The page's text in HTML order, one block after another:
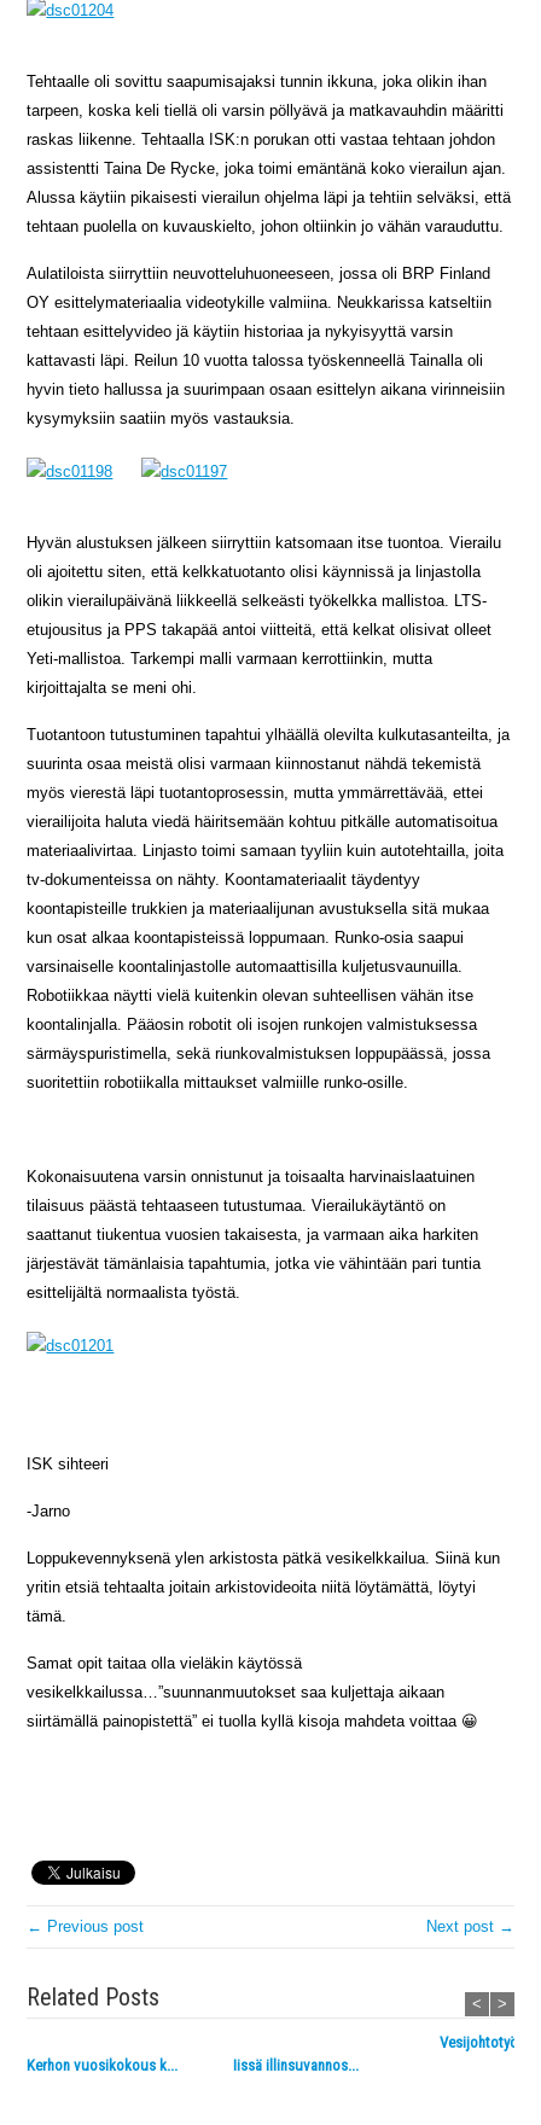
Tehtaalle oli sovittu saapumisajaksi tunnin ikkuna, joka olikin ihan
tarpeen, koska keli tiellä oli varsin pöllyävä ja matkavauhdin määritti
raskas liikenne. Tehtaalla ISK:n porukan otti vastaa tehtaan johdon
assistentti Taina De Rycke, joka toimi emäntänä koko vierailun ajan.
Alussa käytiin pikaisesti vierailun ohjelma läpi ja tehtiin selväksi, että
tehtaan puolella on kuvauskielto, johon oltiinkin jo vähän varauduttu.
Aulatiloista siirryttiin neuvotteluhuoneeseen, jossa oli BRP Finland
OY esittelymateriaalia videotykille valmiina. Neukkarissa katseltiin
tehtaan esittelyvideo jä käytiin historiaa ja nykyisyyttä varsin
kattavasti läpi. Reilun 10 vuotta talossa työskenneellä Tainalla oli
hyvin tieto hallussa ja suurimpaan osaan esittelyn aikana virinneisiin
kysymyksiin saatiin myös vastauksia.
Hyvän alustuksen jälkeen siirryttiin katsomaan itse tuontoa. Vierailu
oli ajoitettu siten, että kelkkatuotanto olisi käynnissä ja linjastolla
olikin vierailupäivänä liikkeellä selkeästi työkelkka mallistoa. LTS-
etujousitus ja PPS takapää antoi viitteitä, että kelkat olisivat olleet
Yeti-mallistoa. Tarkempi malli varmaan kerrottiinkin, mutta
kirjoittajalta se meni ohi.
Tuotantoon tutustuminen tapahtui ylhäällä olevilta kulkutasanteilta, ja
suurinta osaa meistä olisi varmaan kiinnostanut nähdä tekemistä
myös vierestä läpi tuotantoprosessin, mutta ymmärrettävää, ettei
vierailijoita haluta viedä häiritsemään kohtuu pitkälle automatisoitua
materiaalivirtaa. Linjasto toimi samaan tyyliin kuin autotehtailla, joita
tv-dokumenteissa on nähty. Koontamateriaalit täydentyy
koontapisteille trukkien ja materiaalijunan avustuksella sitä mukaa
kun osat alkaa koontapisteissä loppumaan. Runko-osia saapui
varsinaiselle koontalinjastolle automaattisilla kuljetusvaunuilla.
Robotiikkaa näytti vielä kuitenkin olevan suhteellisen vähän itse
koontalinjalla. Pääosin robotit oli isojen runkojen valmistuksessa
särmäyspuristimella, sekä riunkovalmistuksen loppupäässä, jossa
suoritettiin robotiikalla mittaukset valmiille runko-osille.
Kokonaisuutena varsin onnistunut ja toisaalta harvinaislaatuinen
tilaisuus päästä tehtaaseen tutustumaa. Vierailukäytäntö on
saattanut tiukentua vuosien takaisesta, ja varmaan aika harkiten
järjestävät tämänlaisia tapahtumia, jotka vie vähintään pari tuntia
esittelijältä normaalista työstä.
ISK sihteeri
-Jarno
Loppukevennyksenä ylen arkistosta pätkä vesikelkkailua. Siinä kun
yritin etsiä tehtaalta joitain arkistovideoita niitä löytämättä, löytyi
tämä.
Samat opit taitaa olla vieläkin käytössä
vesikelkkailussa…”suunnanmuutokset saa kuljettaja aikaan
siirtämällä painopistettä” ei tuolla kyllä kisoja mahdeta voittaa 😀
← Previous post Next post →
Related Posts
Kerhon vuosikokous k... Iissä illinsuvannos...
< >